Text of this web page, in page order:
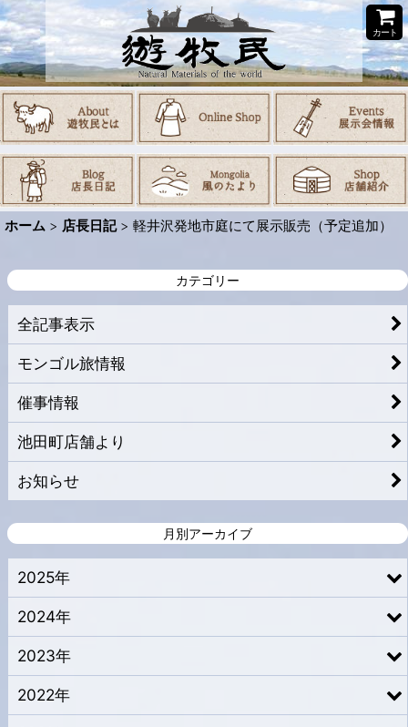
カート
ホーム > 店長日記 > 軽井沢発地市庭にて展示販売（予定追加）
カテゴリー
全記事表示
モンゴル旅情報
催事情報
池田町店舗より
お知らせ
月別アーカイブ
2025年
2024年
2023年
2022年